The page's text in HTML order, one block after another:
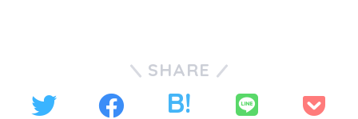
SHARE